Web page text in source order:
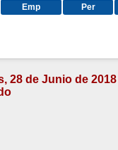
Emp Per
28 de Junio de 2018